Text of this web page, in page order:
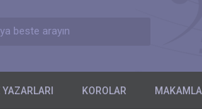
beste arayın
KOROLAR